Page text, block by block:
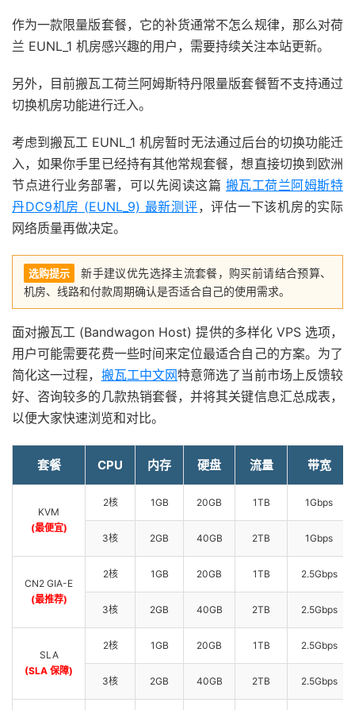
作为一款限量版套餐，它的补货通常不怎么规律，那么对荷
兰 EUNL_1 机房感兴趣的用户，需要持续关注本站更新。
另外，目前搬瓦工荷兰阿姆斯特丹限量版套餐暂不支持通过
切换机房功能进行迁入。
考虑到搬瓦工 EUNL_1 机房暂时无法通过后台的切换功能迁
入，如果你手里已经持有其他常规套餐，想直接切换到欧洲
节点进行业务部署，可以先阅读这篇 搬瓦工荷兰阿姆斯特
丹DC9机房 (EUNL_9) 最新测评，评估一下该机房的实际
网络质量再做决定。
选购提示
新手建议优先选择主流套餐，购买前请结合预算、
机房、线路和付款周期确认是否适合自己的使用需求。
面对搬瓦工 (Bandwagon Host) 提供的多样化 VPS 选项，
用户可能需要花费一些时间来定位最适合自己的方案。为了
简化这一过程， 搬瓦工中文网特意筛选了当前市场上反馈较
好、咨询较多的几款热销套餐，并将其关键信息汇总成表，
以便大家快速浏览和对比。
套餐 CPU 内存 硬盘 流量 带宽
KVM
(最便宜)
2核 1GB 20GB 1TB 1Gbps
3核 2GB 40GB 2TB 1Gbps
CN2 GIA-E
(最推荐)
2核 1GB 20GB 1TB 2.5Gbps
3核 2GB 40GB 2TB 2.5Gbps
SLA
(SLA 保障)
2核 1GB 20GB 1TB 2.5Gbps
3核 2GB 40GB 2TB 2.5Gbps